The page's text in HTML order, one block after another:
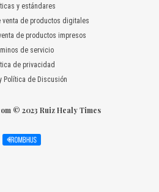
y estándares
venta de productos digitales
de productos impresos
de servicio
de privacidad
Política de Discusión
© 2023 Ruiz Healy Times